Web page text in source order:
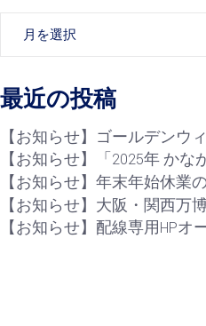
ブ
最近の投稿
【お知らせ】ゴールデンウ
【お知らせ】「2025年 か
【お知らせ】年末年始休業
【お知らせ】大阪・関西
【お知らせ】配線専用HPオ